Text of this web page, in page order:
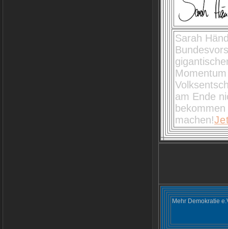
Sarah
am Ende
machen!
Mehr Demokratie